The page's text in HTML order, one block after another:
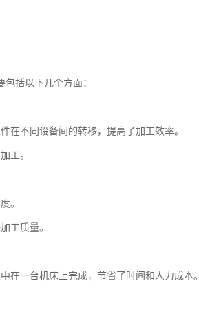
括以下几个方面：
不同设备间的转移，提高了加工效率。
工。
。
工质量。
一台机床上完成，节省了时间和人力成本。